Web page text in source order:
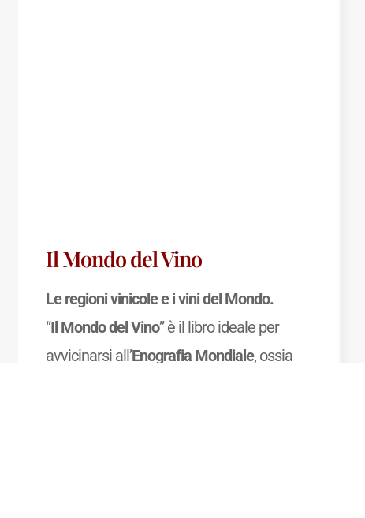
Il Mondo del Vino
Le regioni vinicole e i vini del Mondo.
“Il Mondo del Vino” è il libro ideale per
avvicinarsi all’Enografia Mondiale, ossia